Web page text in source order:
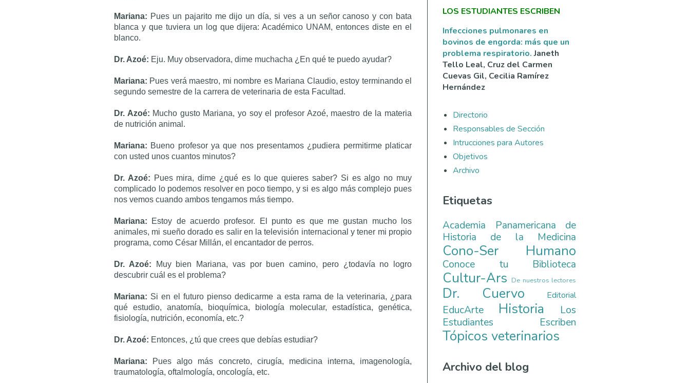
Mariana: Pues un pajarito me dijo un día, si ves a un señor canoso y con bata
blanca y que tuviera un log que dijera: Académico UNAM, entonces diste en el
blanco.
Dr. Azoé: Eju. Muy observadora, dime muchacha ¿En qué te puedo ayudar?
Mariana: Pues verá maestro, mi nombre es Mariana Claudio, estoy terminando el
segundo semestre de la carrera de veterinaria de esta Facultad.
Dr. Azoé: Mucho gusto Mariana, yo soy el profesor Azoé, maestro de la materia
de nutrición animal.
Mariana: Bueno profesor ya que nos presentamos ¿pudiera permitirme platicar
con usted unos cuantos minutos?
Dr. Azoé: Pues mira, dime ¿qué es lo que quieres saber? Si es algo no muy
complicado lo podemos resolver en poco tiempo, y si es algo más complejo pues
nos vemos cuando ambos tengamos más tiempo.
Mariana: Estoy de acuerdo profesor. El punto es que me gustan mucho los
animales, mi sueño dorado es salir en la televisión internacional y tener mi propio
programa, como César Millán, el encantador de perros.
Dr. Azoé:
Muy bien Mariana, vas por buen camino, pero ¿todavía no logro
descubrir cuál es el problema?
Mariana: Si en el futuro pienso dedicarme a esta rama de la veterinaria, ¿para
qué estudio, anatomía, bioquímica, biología molecular, estadística, genética,
fisiología, nutrición, economía, etc.?
Dr. Azoé: Entonces, ¿tú que crees que debías estudiar?
Mariana:
Pues algo más concreto, cirugía, medicina interna, imagenología,
traumatología, oftalmología, oncología, etc.
LOS ESTUDIANTES ESCRIBEN
Infecciones pulmonares en
bovinos de engorda: más que un
problema respiratorio.Janeth
Tello Leal, Cruz del Carmen
Cuevas Gil, Cecilia Ramírez
Hernández
Directorio
Responsables de Sección
Intrucciones para Autores
Objetivos
Archivo
Etiquetas
Academia Panamericana de
Historia de la Medicina
Cono-Ser Humano
Conoce tu Biblioteca
Cultur-Ars De nuestros lectores
Dr. Cuervo Editorial
EducArte Historia
Los
Estudiantes Escriben
Tópicos veterinarios
Archivo del blog